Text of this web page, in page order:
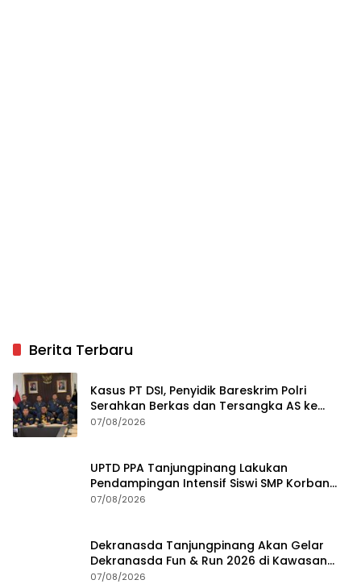
Berita Terbaru
Kasus PT DSI, Penyidik Bareskrim Polri
Serahkan Berkas dan Tersangka AS ke
Kejari Depok
07/08/2026
UPTD PPA Tanjungpinang Lakukan
Pendampingan Intensif Siswi SMP Korban
Asusila
07/08/2026
Dekranasda Tanjungpinang Akan Gelar
Dekranasda Fun & Run 2026 di Kawasan
Gedung Gonggong
07/08/2026